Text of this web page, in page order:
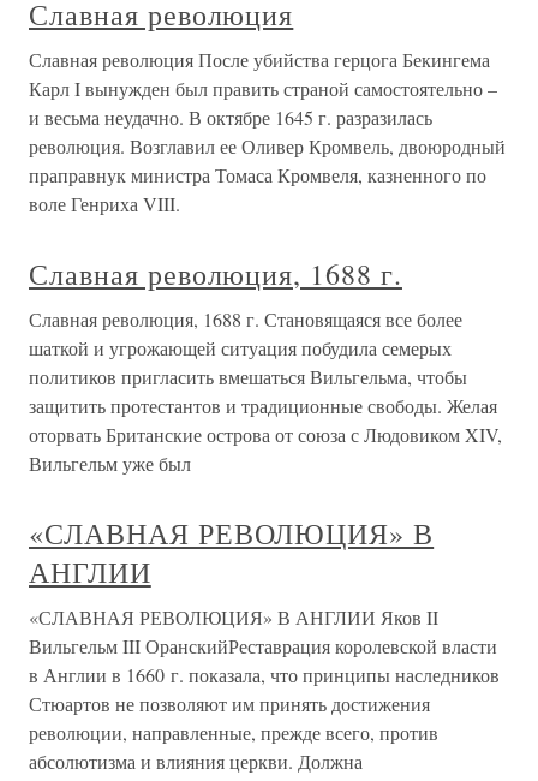
Славная революция
Славная революция После убийства герцога Бекингема
Карл I вынужден был править страной самостоятельно –
и весьма неудачно. В октябре 1645 г. разразилась
революция. Возглавил ее Оливер Кромвель, двоюродный
праправнук министра Томаса Кромвеля, казненного по
воле Генриха VIII.
Славная революция, 1688 г.
Славная революция, 1688 г. Становящаяся все более
шаткой и угрожающей ситуация побудила семерых
политиков пригласить вмешаться Вильгельма, чтобы
защитить протестантов и традиционные свободы. Желая
оторвать Британские острова от союза с Людовиком XIV,
Вильгельм уже был
«СЛАВНАЯ РЕВОЛЮЦИЯ» В
АНГЛИИ
«СЛАВНАЯ РЕВОЛЮЦИЯ» В АНГЛИИ Яков II
Вильгельм III ОранскийРеставрация королевской власти
в Англии в 1660 г. показала, что принципы наследников
Стюартов не позволяют им принять достижения
революции, направленные, прежде всего, против
абсолютизма и влияния церкви. Должна